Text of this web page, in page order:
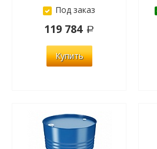
Под заказ
119 784
Купить